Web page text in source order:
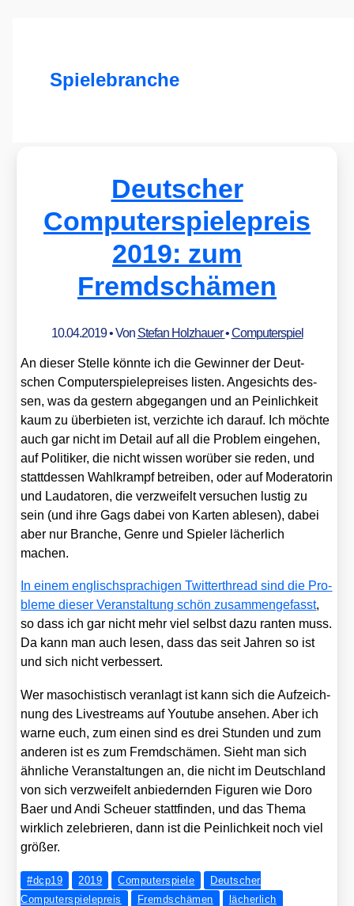
Spielebranche
Deutscher
Computerspielepreis
2019: zum
Fremdschämen
10.04.2019• Von Stefan Holzhauer•Computerspiel
An die­ser Stel­le könn­te ich die Gewin­ner der Deut­
schen Com­pu­ter­spie­le­prei­ses lis­ten. Ange­sichts des­
sen, was da ges­tern abge­gan­gen und an Pein­lich­keit
kaum zu über­bie­ten ist, ver­zich­te ich dar­auf. Ich möch­te
auch gar nicht im Detail auf all die Pro­blem ein­ge­hen,
auf Poli­ti­ker, die nicht wis­sen wor­über sie reden, und
statt­des­sen Wahl­krampf betrei­ben, oder auf Mode­ra­to­rin
und Lau­da­to­ren, die ver­zwei­felt ver­su­chen lus­tig zu
sein (und ihre Gags dabei von Kar­ten able­sen), dabei
aber nur Bran­che, Gen­re und Spie­ler lächer­lich
machen.
In einem eng­lisch­spra­chi­gen Twit­ter­th­read sind die Pro­
ble­me die­ser Ver­an­stal­tung schön zusam­men­ge­fasst,
so dass ich gar nicht mehr viel selbst dazu ran­ten muss.
Da kann man auch lesen, dass das seit Jah­ren so ist
und sich nicht ver­bes­sert.
Wer maso­chis­tisch ver­an­lagt ist kann sich die Auf­zeich­
nung des Live­streams auf You­tube anse­hen. Aber ich
war­ne euch, zum einen sind es drei Stun­den und zum
ande­ren ist es zum Fremd­schä­men. Sieht man sich
ähn­li­che Ver­an­stal­tun­gen an, die nicht im Deutsch­land
von sich ver­zwei­felt anbie­dern­den Figu­ren wie Doro
Baer und Andi Scheu­er statt­fin­den, und das The­ma
wirk­lich zele­brie­ren, dann ist die Pein­lich­keit noch viel
grö­ßer.
#dcp19 2019 Computerspiele
Deutscher
Computerspielepreis
Fremdschämen
lächerlich